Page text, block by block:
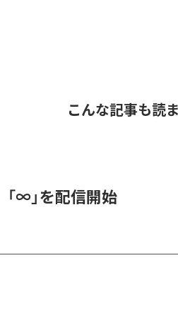
こんな記事も読
∞」を配信開始